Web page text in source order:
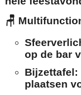
🪑
op de bar
Bijzettafel:
plaatsen